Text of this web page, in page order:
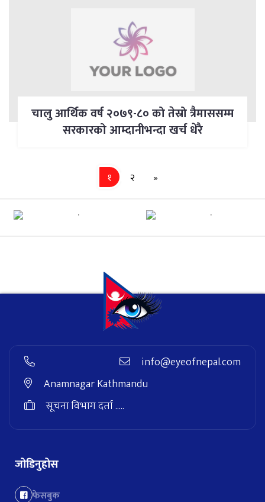
चालु आर्थिक वर्ष २०७९-८० को तेस्रो त्रैमाससम्म
सरकारको आम्दानीभन्दा खर्च धेरै
१ २ »
info@eyeofnepal.com
Anamnagar Kathmandu
सूचना विभाग दर्ता .....
जोडिनुहोस
फेसबुक